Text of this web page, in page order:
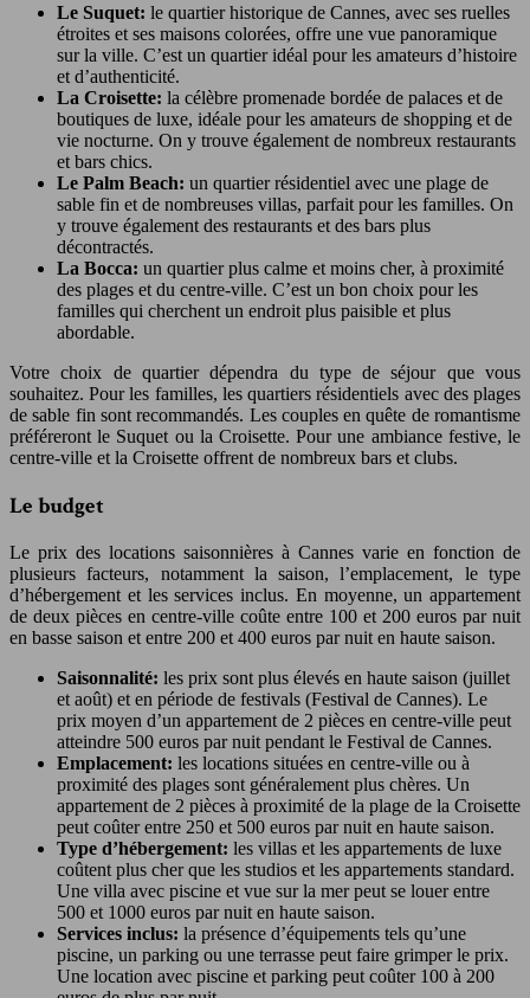
Le Suquet: le quartier historique de Cannes, avec ses ruelles
étroites et ses maisons colorées, offre une vue panoramique
sur la ville. C’est un quartier idéal pour les amateurs d’histoire
et d’authenticité.
La Croisette: la célèbre promenade bordée de palaces et de
boutiques de luxe, idéale pour les amateurs de shopping et de
vie nocturne. On y trouve également de nombreux restaurants
et bars chics.
Le Palm Beach: un quartier résidentiel avec une plage de
sable fin et de nombreuses villas, parfait pour les familles. On
y trouve également des restaurants et des bars plus
décontractés.
La Bocca: un quartier plus calme et moins cher, à proximité
des plages et du centre-ville. C’est un bon choix pour les
familles qui cherchent un endroit plus paisible et plus
abordable.
Votre choix de quartier dépendra du type de séjour que vous
souhaitez. Pour les familles, les quartiers résidentiels avec des plages
de sable fin sont recommandés. Les couples en quête de romantisme
préféreront le Suquet ou la Croisette. Pour une ambiance festive, le
centre-ville et la Croisette offrent de nombreux bars et clubs.
Le budget
Le prix des locations saisonnières à Cannes varie en fonction de
plusieurs facteurs, notamment la saison, l’emplacement, le type
d’hébergement et les services inclus. En moyenne, un appartement
de deux pièces en centre-ville coûte entre 100 et 200 euros par nuit
en basse saison et entre 200 et 400 euros par nuit en haute saison.
Saisonnalité: les prix sont plus élevés en haute saison (juillet
et août) et en période de festivals (Festival de Cannes). Le
prix moyen d’un appartement de 2 pièces en centre-ville peut
atteindre 500 euros par nuit pendant le Festival de Cannes.
Emplacement: les locations situées en centre-ville ou à
proximité des plages sont généralement plus chères. Un
appartement de 2 pièces à proximité de la plage de la Croisette
peut coûter entre 250 et 500 euros par nuit en haute saison.
Type d’hébergement: les villas et les appartements de luxe
coûtent plus cher que les studios et les appartements standard.
Une villa avec piscine et vue sur la mer peut se louer entre
500 et 1000 euros par nuit en haute saison.
Services inclus: la présence d’équipements tels qu’une
piscine, un parking ou une terrasse peut faire grimper le prix.
Une location avec piscine et parking peut coûter 100 à 200